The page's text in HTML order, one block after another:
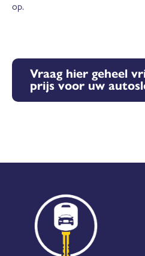
op.
Vraag hier geheel
prijs voor uw